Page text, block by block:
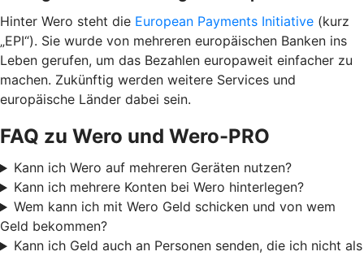
Hinter Wero steht die European Payments Initiative (kurz
„EPI“). Sie wurde von mehreren europäischen Banken ins
Leben gerufen, um das Bezahlen europaweit einfacher zu
machen. Zukünftig werden weitere Services und
europäische Länder dabei sein.
FAQ zu Wero und Wero-PRO
Kann ich Wero auf mehreren Geräten nutzen?
Kann ich mehrere Konten bei Wero hinterlegen?
Wem kann ich mit Wero Geld schicken und von wem
Geld bekommen?
Kann ich Geld auch an Personen senden, die ich nicht als